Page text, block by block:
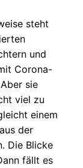
steht
und
Corona-
sie
viel zu
einem
der
Die Blicke
fällt es